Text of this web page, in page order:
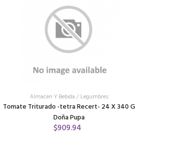
Almacen Y Bebida / Legumbres
Tomate Triturado -tetra Recert- 24 X 340 G
Doña Pupa
$909.94